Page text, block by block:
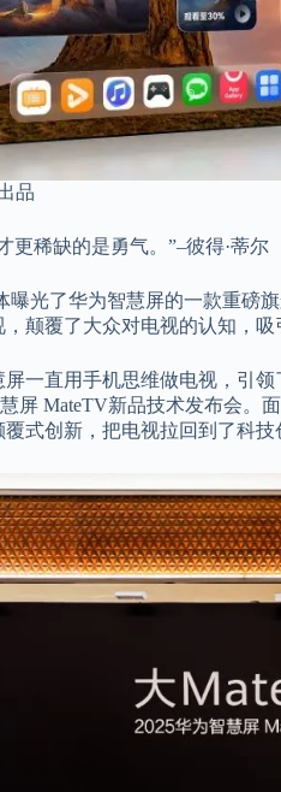
品
更稀缺的是勇气。”–彼得·蒂尔
曝光了华为智慧屏的一款重磅
颠覆了大众对电视的认知，吸
一直用手机思维做电视，引
屏 MateTV新品技术发布会
式创新，把电视拉回到了科技